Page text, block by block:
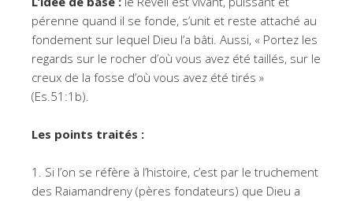
pérenne quand il se fonde, s’unit et reste attaché au
fondement sur lequel Dieu l’a bâti. Aussi, « Portez les
regards sur le rocher d’où vous avez été taillés, sur le
creux de la fosse d’où vous avez été tirés »
(Es.51:1b).
Les points traités :
1. Si l’on se réfère à l’histoire, c’est par le truchement
des Raiamandreny (pères fondateurs) que Dieu a